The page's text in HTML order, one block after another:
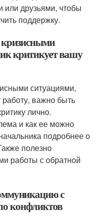
или друзьями, чтобы
поддержку.
кризисными
критикует вашу
ситуациями,
работу, важно быть
лично.
и как ее можно
подробнее о
полезно
работы с обратной
с
конфликтов